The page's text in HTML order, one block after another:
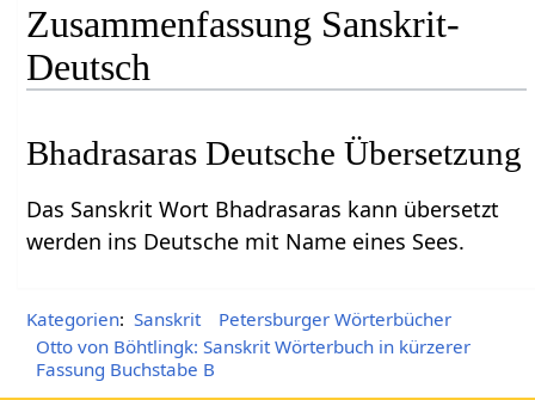
Zusammenfassung Sanskrit-
Deutsch
Bhadrasaras Deutsche Übersetzung
Das Sanskrit Wort Bhadrasaras kann übersetzt
werden ins Deutsche mit Name eines Sees.
Kategorien: Sanskrit
Petersburger Wörterbücher
Otto von Böhtlingk: Sanskrit Wörterbuch in kürzerer
Fassung Buchstabe B